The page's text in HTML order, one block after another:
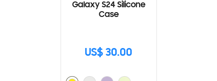
Galaxy S24 Silicone
Case
US$ 30.00